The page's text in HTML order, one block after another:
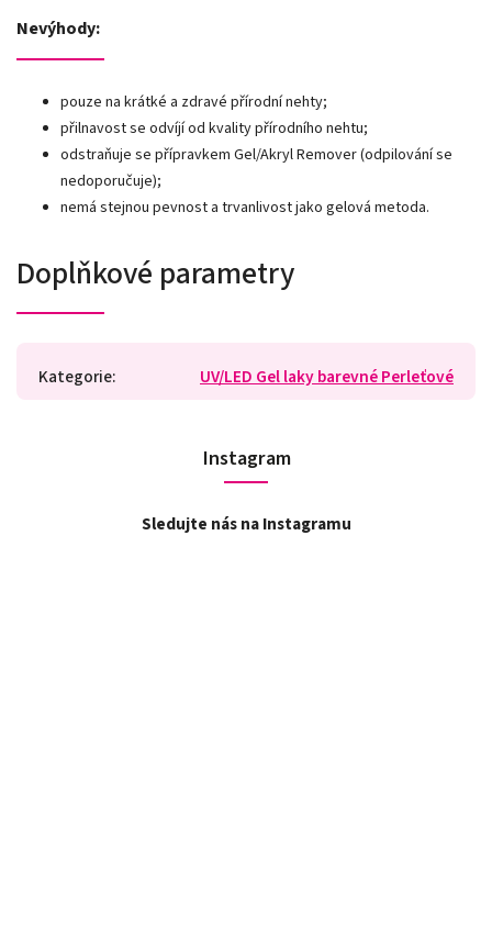
Nevýhody:
pouze na krátké a zdravé přírodní nehty;
přilnavost se odvíjí od kvality přírodního nehtu;
odstraňuje se přípravkem Gel/Akryl Remover (odpilování se
nedoporučuje);
nemá stejnou pevnost a trvanlivost jako gelová metoda.
Doplňkové parametry
Kategorie: UV/LED Gel laky barevné Perleťové
Instagram
Sledujte nás na Instagramu